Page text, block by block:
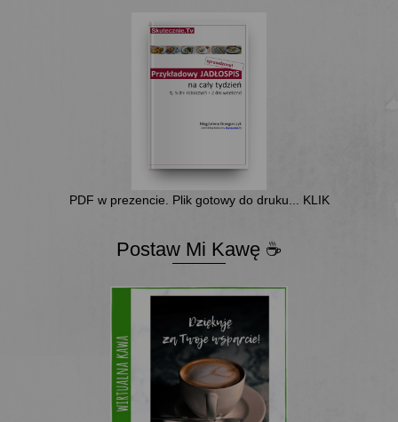
PDF w prezencie. Plik gotowy do druku... KLIK
Postaw Mi Kawę ☕